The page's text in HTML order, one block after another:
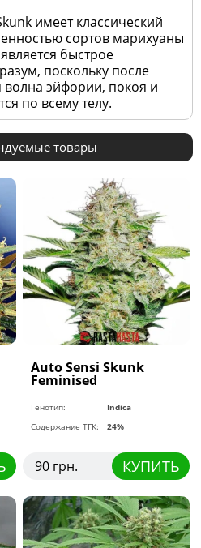
имеет классический
сортов марихуаны
быстрое
поскольку после
волна эйфории, покоя и
по всему телу.
товары
Auto Sensi Skunk
Feminised
Генотип:
Indica
Содержание ТГК:
24%
90 грн. КУПИТЬ